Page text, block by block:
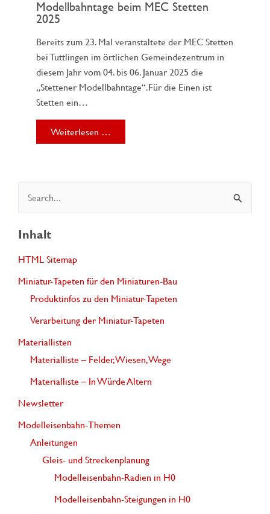
Modellbahntage beim MEC Stetten
2025
Bereits zum 23. Mal veranstaltete der MEC Stetten
bei Tuttlingen im örtlichen Gemeindezentrum in
diesem Jahr vom 04. bis 06. Januar 2025 die
„Stettener Modellbahntage“.Für die Einen ist
Stetten ein…
Weiterlesen …
u
c
n
c
Inhalt
HTML Sitemap
Miniatur-Tapeten für den Miniaturen-Bau
Produktinfos zu den Miniatur-Tapeten
Verarbeitung der Miniatur-Tapeten
Materiallisten
Materialliste – Felder, Wiesen, Wege
Materialliste – In Würde Altern
Newsletter
Modelleisenbahn-Themen
Anleitungen
Gleis- und Streckenplanung
Modelleisenbahn-Radien in H0
Modelleisenbahn-Steigungen in H0